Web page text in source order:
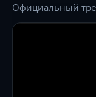
Официальный